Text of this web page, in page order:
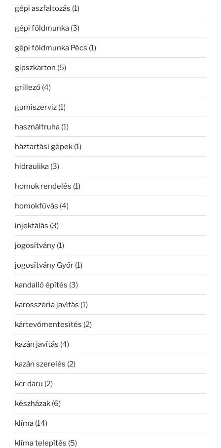
gépi aszfaltozás (1)
gépi földmunka (3)
gépi földmunka Pécs (1)
gipszkarton (5)
grillező (4)
gumiszerviz (1)
használtruha (1)
háztartási gépek (1)
hidraulika (3)
homok rendelés (1)
homokfúvás (4)
injektálás (3)
jogosítvány (1)
jogosítvány Győr (1)
kandalló építés (3)
karosszéria javítás (1)
kártevőmentesítés (2)
kazán javítás (4)
kazán szerelés (2)
kcr daru (2)
készházak (6)
klíma (14)
klíma telepítés (5)